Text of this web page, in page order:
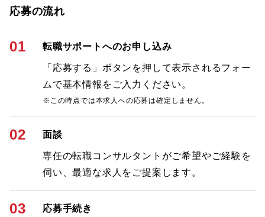
応募の流れ
01 転職サポートへのお申し込み
「応募する」ボタンを押して表示されるフォー
ムで基本情報をご入力ください。
※この時点では本求人への応募は確定しません。
02 面談
専任の転職コンサルタントがご希望やご経験を
伺い、最適な求人をご提案します。
03 応募手続き